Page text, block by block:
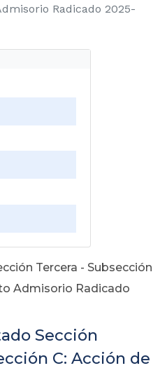
Radicado 2025-
Tercera - Subsección
Admisorio Radicado
Sección
C: Acción de